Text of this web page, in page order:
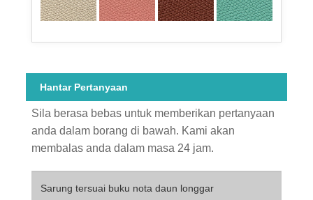
Hantar Pertanyaan
Sila berasa bebas untuk memberikan pertanyaan
anda dalam borang di bawah. Kami akan
membalas anda dalam masa 24 jam.